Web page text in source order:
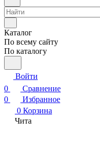
Каталог
По всему сайту
По каталогу
Войти
0
Сравнение
0
Избранное
0 Корзина
Чита